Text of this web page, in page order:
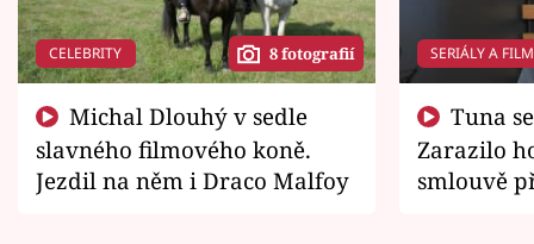
CELEBRITY 8 fotografií
slavného filmového koně.
Jezdil na něm i Draco Malfoy
SERIÁLY A
Zarazilo
smlouvě